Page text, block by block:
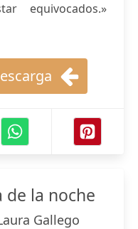
equivocados.»
de la noche
Gallego